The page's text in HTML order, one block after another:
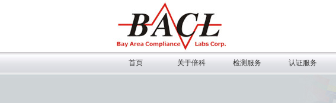
首页 关于倍科 检测服务 认证服务